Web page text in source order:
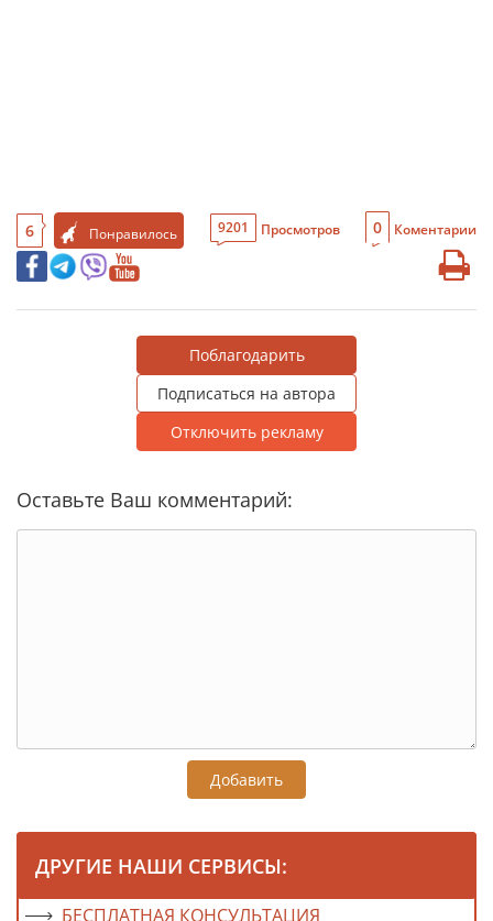
6 Понравилось 9201 Просмотров 0 Коментарии
Поблагодарить
Подписаться на автора
Отключить рекламу
Оставьте Ваш комментарий:
Добавить
ДРУГИЕ НАШИ СЕРВИСЫ:
БЕСПЛАТНАЯ КОНСУЛЬТАЦИЯ